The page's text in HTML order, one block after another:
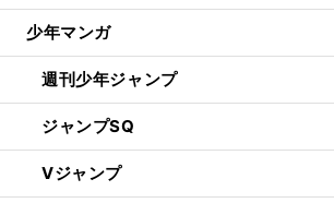
少年マンガ
週刊少年ジャンプ
ジャンプSQ
Vジャンプ